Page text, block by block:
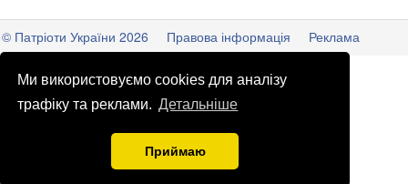
Ми використовуємо cookies для аналізу
трафіку та реклами. Детальніше
Приймаю
© Патріоти України 2026 Правова інформація
Реклама
patrioty.org.ua